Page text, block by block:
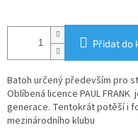
Přidat do
Batoh určený především pro
Oblíbená licence PAUL
generace. Tentokrát potěší i
mezinárodního klubu